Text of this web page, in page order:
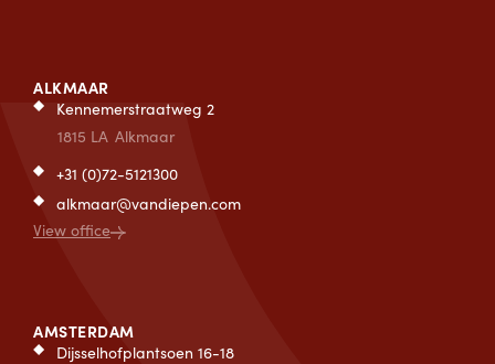
ALKMAAR
Kennemerstraatweg 2
1815 LA Alkmaar
+31 (0)72-5121300
alkmaar@vandiepen.com
View office
AMSTERDAM
Dijsselhofplantsoen 16-18